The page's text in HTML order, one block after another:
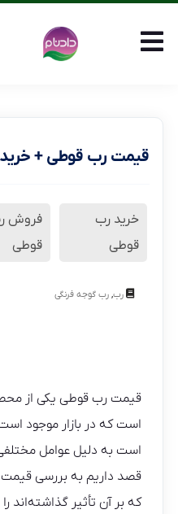
قیمت رب قوطی +
خرید رب
قوطی
فروش
قوطی
رب,رب گوجه فرنگی
قیمت رب قوطی یکی از
است که در بازار موجود
است به دلیل عوامل
قصد داریم به بررسی قیمت
که بر آن تأثیر گذاشته‌اند